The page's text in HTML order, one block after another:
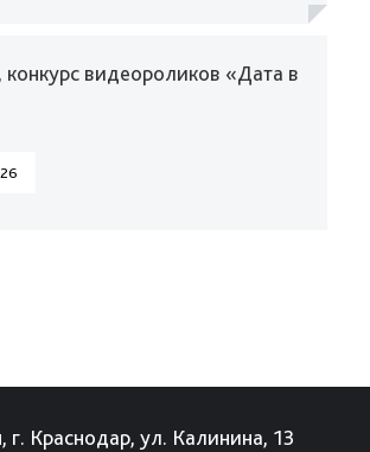
конкурс видеороликов «Дата в
г. Краснодар, ул. Калинина, 13